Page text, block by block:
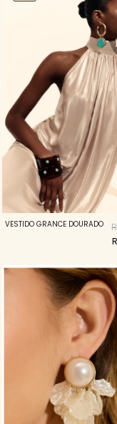
VESTIDO GRANCE DOURADO